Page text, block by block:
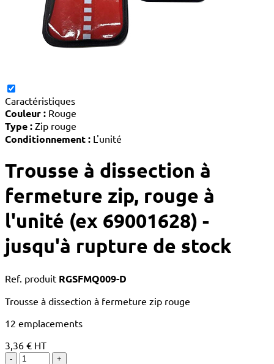
Caractéristiques
Couleur : Rouge
Type : Zip rouge
Conditionnement : L'unité
Trousse à dissection à
fermeture zip, rouge à
l'unité (ex 69001628) -
jusqu'à rupture de stock
Ref. produit RGSFMQ009-D
Trousse à dissection à fermeture zip rouge
12 emplacements
3,36 € HT
-
+